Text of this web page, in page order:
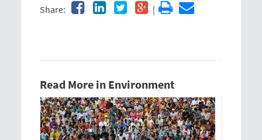
Share: |
Read More in Environment